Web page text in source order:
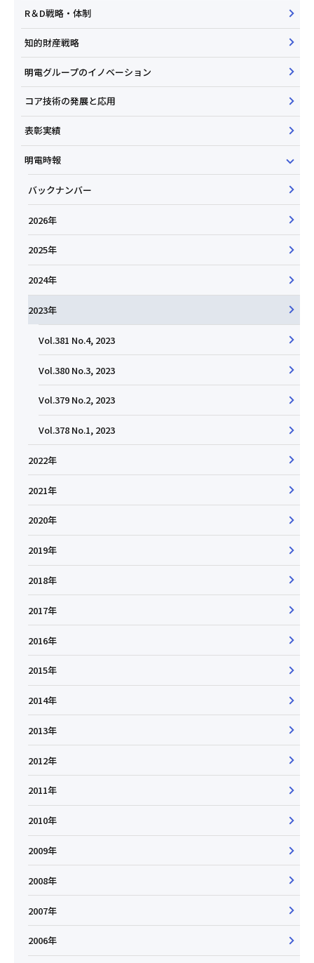
R＆D戦略・体制
知的財産戦略
明電グループのイノベーション
コア技術の発展と応用
表彰実績
明電時報
バックナンバー
2026年
2025年
2024年
2023年
Vol.381 No.4, 2023
Vol.380 No.3, 2023
Vol.379 No.2, 2023
Vol.378 No.1, 2023
2022年
2021年
2020年
2019年
2018年
2017年
2016年
2015年
2014年
2013年
2012年
2011年
2010年
2009年
2008年
2007年
2006年